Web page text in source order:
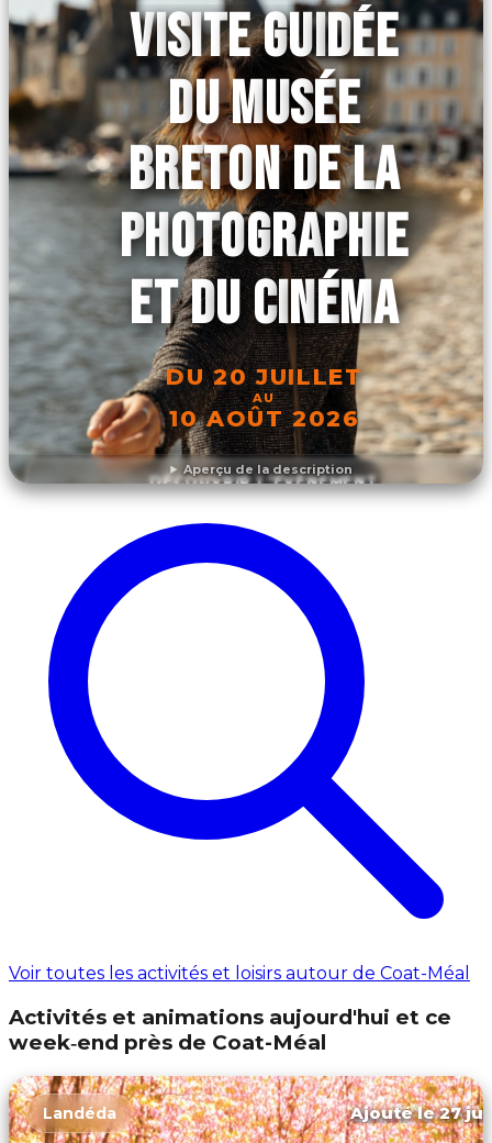
Aperçu de la description
VISITE GUIDÉE
DU MUSÉE
BRETON DE LA
PHOTOGRAPHIE
ET DU CINÉMA
DU 20 JUILLET
AU
10 AOÛT 2026
DÉCOUVRIR L'ÉVÉNEMENT
Voir toutes les activités et loisirs autour de Coat-Méal
Activités et animations aujourd'hui et ce
week‑end près de Coat-Méal
Landéda Ajouté le 27